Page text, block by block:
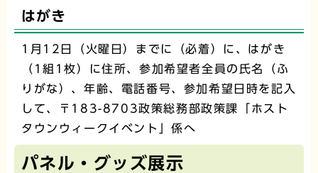
はがき
1月12日（火曜日）までに（必着）に、はがき
（1組1枚）に住所、参加希望者全員の氏名（ふ
りがな）、年齢、電話番号、参加希望日時を記入
して、〒183-8703政策総務部政策課「ホスト
タウンウィークイベント」係へ
パネル・グッズ展示